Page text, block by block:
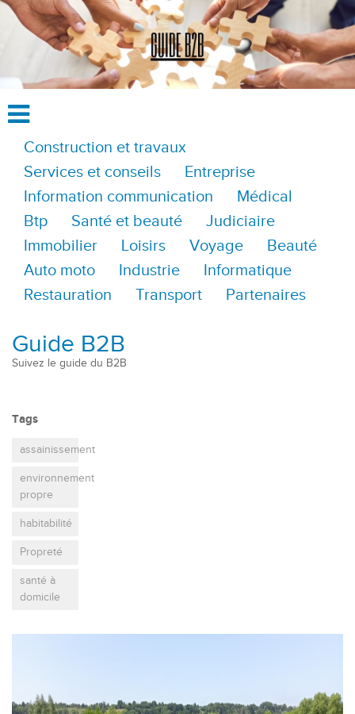
Construction et travaux
Services et conseils
Entreprise
Information communication
Médical
Btp
Santé et beauté
Judiciaire
Immobilier
Loisirs Voyage
Beauté
Auto moto
Industrie
Informatique
Restauration
Transport Partenaires
Guide B2B
Suivez le guide du B2B
Tags
assainissement
environnement
propre
habitabilité
Propreté
santé à
domicile